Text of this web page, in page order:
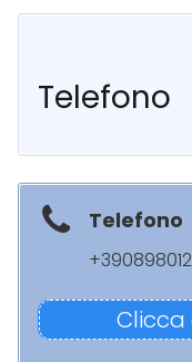
Telefono
Telefono
Clicca